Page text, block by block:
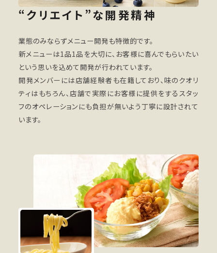
“クリエイト”な開発精神
業態のみならずメニュー開発も特徴的です。
新メニューは1品1品を大切に、お客様に喜んでもらいたい
という思いを込めて開発が行われています。
開発メンバーには店舗経験者も在籍しており、味のクオリ
ティはもちろん、店舗で実際にお客様に提供をするスタッ
フのオペレーションにも負担が無いよう丁寧に設計されて
います。